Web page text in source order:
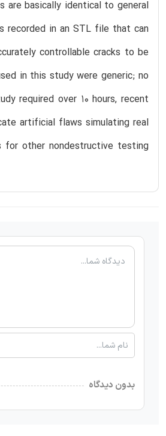
are basically identical to general
recorded in an STL file that can
controllable cracks to be
in this study were generic; no
required over 10 hours, recent
artificial flaws simulating real
other nondestructive testing
بدون دیدگاه